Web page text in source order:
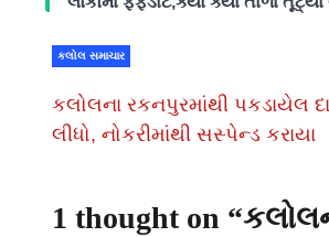
કલોલ સમાચાર
કલોલના રકનપુરમાંથી પકડાયેલ
લીધો, નોકરીમાંથી સસ્પેન્ડ કરાયા
1 thought on “